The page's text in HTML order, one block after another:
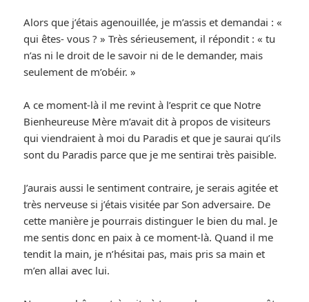
Alors que j’étais agenouillée, je m’assis et demandai : «
qui êtes- vous ? » Très sérieusement, il répondit : « tu
n’as ni le droit de le savoir ni de le demander, mais
seulement de m’obéir. »
A ce moment-là il me revint à l’esprit ce que Notre
Bienheureuse Mère m’avait dit à propos de visiteurs
qui viendraient à moi du Paradis et que je saurai qu’ils
sont du Paradis parce que je me sentirai très paisible.
J’aurais aussi le sentiment contraire, je serais agitée et
très nerveuse si j’étais visitée par Son adversaire. De
cette manière je pourrais distinguer le bien du mal. Je
me sentis donc en paix à ce moment-là. Quand il me
tendit la main, je n’hésitai pas, mais pris sa main et
m’en allai avec lui.